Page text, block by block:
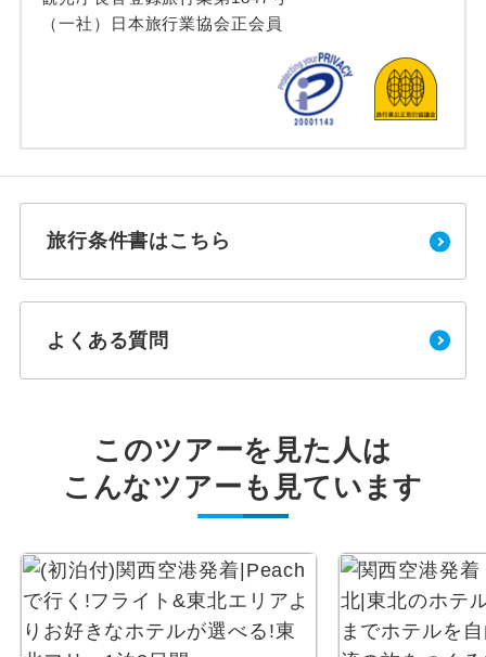
（一社）日本旅行業協会正会員
旅行条件書はこちら
よくある質問
このツアーを見た人は
こんなツアーも見ています